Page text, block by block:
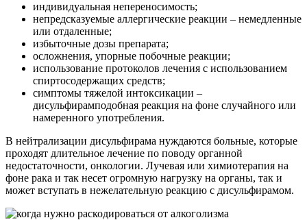
индивидуальная непереносимость;
непредсказуемые аллергические реакции – немедленные
или отдаленные;
избыточные дозы препарата;
осложнения, упорные побочные реакции;
использование протоколов лечения с использованием
спиртосодержащих средств;
симптомы тяжелой интоксикации –
дисульфирамподобная реакция на фоне случайного или
намеренного употребления.
В нейтрализации дисульфирама нуждаются больные, которые
проходят длительное лечение по поводу органной
недостаточности, онкологии. Лучевая или химиотерапия на
фоне рака и так несет огромную нагрузку на органы, так и
может вступать в нежелательную реакцию с дисульфирамом.